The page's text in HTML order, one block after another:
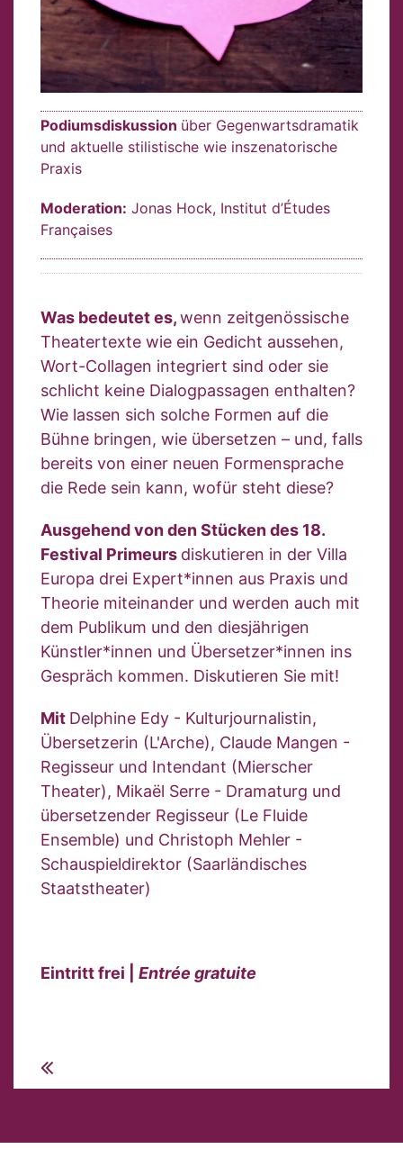
Podiumsdiskussion über Gegenwartsdramatik
und aktuelle stilistische wie inszenatorische
Praxis
Moderation: Jonas Hock, Institut d’Études
Françaises
Was bedeutet es,wenn zeitgenössische
Theatertexte wie ein Gedicht aussehen,
Wort-Collagen integriert sind oder sie
schlicht keine Dialogpassagen enthalten?
Wie lassen sich solche Formen auf die
Bühne bringen, wie übersetzen – und, falls
bereits von einer neuen Formensprache
die Rede sein kann, wofür steht diese?
Ausgehend von den Stücken des 18.
Festival Primeurs diskutieren in der Villa
Europa drei Expert*innen aus Praxis und
Theorie miteinander und werden auch mit
dem Publikum und den diesjährigen
Künstler*innen und Übersetzer*innen ins
Gespräch kommen. Diskutieren Sie mit!
Mit Delphine Edy - Kulturjournalistin,
Übersetzerin (L'Arche), Claude Mangen -
Regisseur und Intendant (Mierscher
Theater), Mikaël Serre - Dramaturg und
übersetzender Regisseur (Le Fluide
Ensemble) und Christoph Mehler -
Schauspieldirektor (Saarländisches
Staatstheater)
Eintritt frei | Entrée gratuite